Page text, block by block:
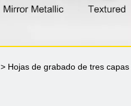
> Hojas de grabado de tres capas